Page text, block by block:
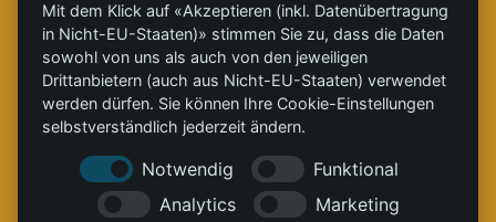
# ClinXWOOD , # ClinXHEAT GrüneWärme
Energieautarkie , # Holzenergie , # Greenwashing
#
Dekarbonisierung
Mit dem Klick auf «Akzeptieren (inkl. Datenübertragung
in Nicht-EU-Staaten)» stimmen Sie zu, dass die Daten
sowohl von uns als auch von den jeweiligen
Drittanbietern (auch aus Nicht-EU-Staaten) verwendet
werden dürfen. Sie können Ihre Cookie-Einstellungen
selbstverständlich jederzeit ändern.
Notwendig
Funktional
Analytics
Marketing